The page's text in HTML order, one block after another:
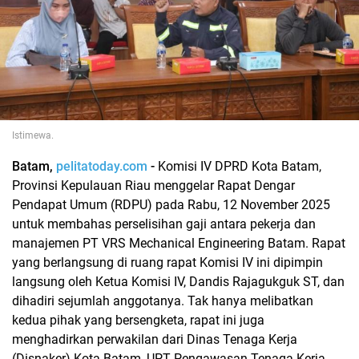
Istimewa.
Batam, pelitatoday.com - Komisi IV DPRD Kota Batam,
Provinsi Kepulauan Riau menggelar Rapat Dengar
Pendapat Umum (RDPU) pada Rabu, 12 November 2025
untuk membahas perselisihan gaji antara pekerja dan
manajemen PT VRS Mechanical Engineering Batam. Rapat
yang berlangsung di ruang rapat Komisi IV ini dipimpin
langsung oleh Ketua Komisi IV, Dandis Rajagukguk ST, dan
dihadiri sejumlah anggotanya. Tak hanya melibatkan
kedua pihak yang bersengketa, rapat ini juga
menghadirkan perwakilan dari Dinas Tenaga Kerja